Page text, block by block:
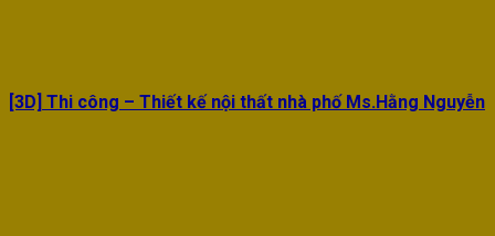
[3D] Thi công – Thiết kế nội thất nhà phố Ms.Hằng Nguyễn